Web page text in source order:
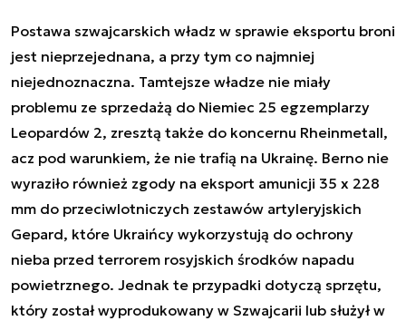
Postawa szwajcarskich władz w sprawie eksportu broni
jest nieprzejednana, a przy tym co najmniej
niejednoznaczna. Tamtejsze władze nie miały
problemu ze sprzedażą do Niemiec 25 egzemplarzy
Leopardów 2, zresztą także do koncernu Rheinmetall,
acz pod warunkiem, że nie trafią na Ukrainę. Berno nie
wyraziło również zgody na eksport amunicji 35 x 228
mm do przeciwlotniczych zestawów artyleryjskich
Gepard, które Ukraińcy wykorzystują do ochrony
nieba przed terrorem rosyjskich środków napadu
powietrznego. Jednak te przypadki dotyczą sprzętu,
który został wyprodukowany w Szwajcarii lub służył w